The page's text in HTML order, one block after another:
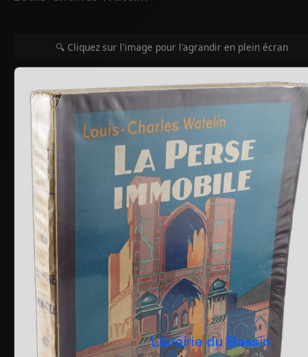
🔍 Cliquez sur l'image pour l'agrandir en plein écran